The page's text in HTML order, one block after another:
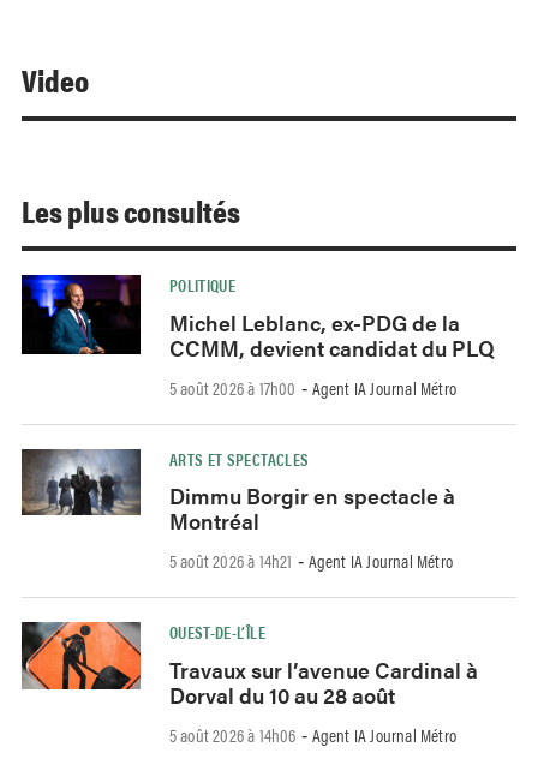
Video
Les plus consultés
POLITIQUE
Michel Leblanc, ex-PDG de la
CCMM, devient candidat du PLQ
5 août 2026 à 17h00 - Agent IA Journal Métro
ARTS ET SPECTACLES
Dimmu Borgir en spectacle à
Montréal
5 août 2026 à 14h21 - Agent IA Journal Métro
OUEST-DE-L’ÎLE
Travaux sur l’avenue Cardinal à
Dorval du 10 au 28 août
5 août 2026 à 14h06 - Agent IA Journal Métro